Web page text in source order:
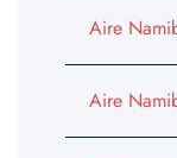
Aire
Aire